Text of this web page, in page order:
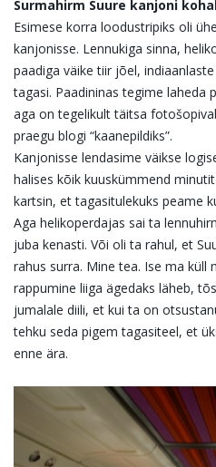
Surmahirm Suure kanjoni
Esimese korra loodustripiks oli
kanjonisse. Lennukiga sinna,
paadiga väike tiir jõel,
tagasi. Paadininas tegime laheda
aga on tegelikult täitsa
praegu blogi “kaanepildiks”.
Kanjonisse lendasime väikse
halises kõik kuuskümmend
kartsin, et tagasitulekuks peame
Aga helikoperdajas sai ta
juba kenasti. Või oli ta rahul, et
rahus surra. Mine tea. Ise ma küll
rappumine liiga ägedaks läheb,
jumalale diili, et kui ta on
tehku seda pigem tagasiteel, et
enne ära.